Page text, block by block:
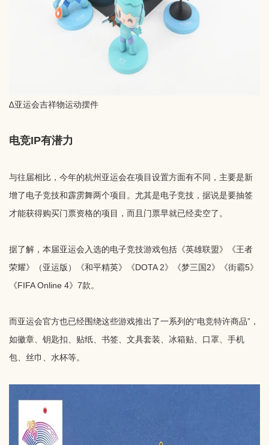
∆亚运会吉祥物运动摆件
电竞IP有潜力
与往届相比，今年的杭州亚运会在项目设置方面有不同，主要是新
增了电子竞技和霹雳舞两个项目。尤其是电子竞技，据说是要抽签
才能获得购买门票资格的项目，而且门票早就已经卖空了。
据了解，本届亚运会入选的电子竞技游戏包括《英雄联盟》《王者
荣耀》（亚运版）《和平精英》《DOTA 2》《梦三国2》《街霸5》
《FIFA Online 4》7款。
而亚运会官方也已经围绕这些游戏推出了一系列的“电竞特许商品”，
如徽章、钥匙扣、贴纸、书签、文具套装、冰箱贴、口罩、手机
包、丝巾、水杯等。